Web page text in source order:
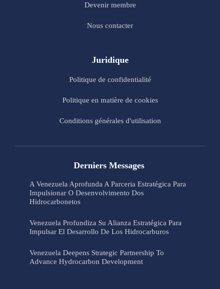
Devenir membre
Nous contacter
Juridique
Politique de confidentialité
Politique en matière de cookies
Conditions générales d'utilisation
Derniers Messages
A Venezuela Aprofunda A Parceria Estratégica Para
Impulsionar O Desenvolvimento Dos
Hidrocarbonetos
Venezuela Profundiza Su Alianza Estratégica Para
Impulsar El Desarrollo De Los Hidrocarburos
Venezuela Deepens Strategic Partnership To
Advance Hydrocarbon Development